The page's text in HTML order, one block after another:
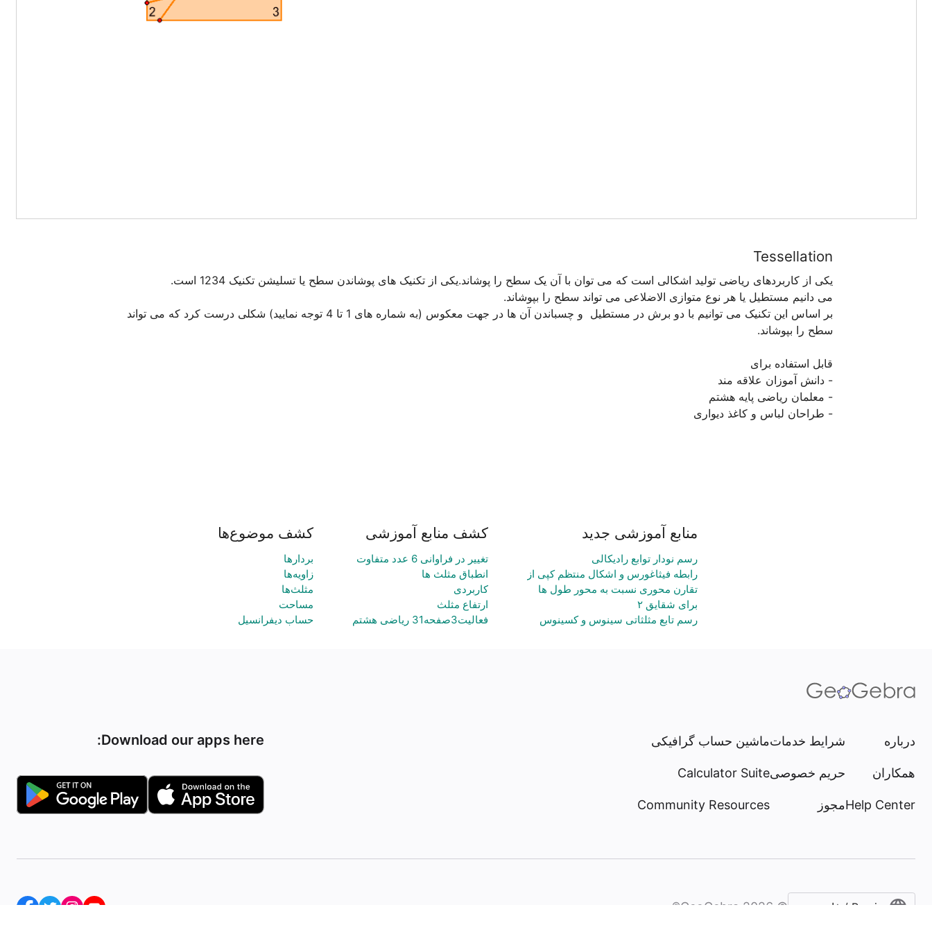
Tessellation
- طراحان لباس و کاغذ دیواری
منابع آموزشی جدید
رسم نودار توابع رادیکالی
رابطه فیثاغورس و اشکال منتظم کپی از
تقارن محوری نسبت به محور طول ها
برای شقایق ۲
رسم تابع مثلثاتی سینوس و کسینوس
کشف منابع آموزشی
تغییر در فراوانی 6 عدد متفاوت
انطباق مثلث ها
کاربردی
ارتفاع مثلث
فعالیت3صفحه31 ریاضی هشتم
کشف موضوع‌ها
بردارها
زاویه‌ها
مثلث‌ها
مساحت
حساب دیفرانسیل
درباره
همکاران
Help Center
شرایط خدمات
حریم خصوصی
مجوز
ماشین حساب گرافیکی
Calculator Suite
Community Resources
Download our apps here:
Persian / فارسی‎ ©
2026